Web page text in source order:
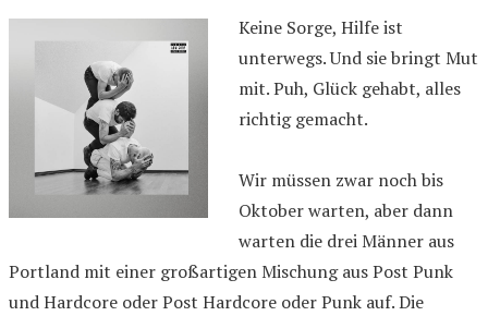
Keine Sorge, Hilfe ist
unterwegs. Und sie bringt Mut
mit. Puh, Glück gehabt, alles
richtig gemacht.
Wir müssen zwar noch bis
Oktober warten, aber dann
warten die drei Männer aus
Portland mit einer großartigen Mischung aus Post Punk
und Hardcore oder Post Hardcore oder Punk auf. Die